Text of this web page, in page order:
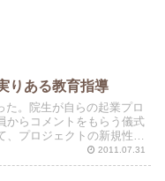
りある教育指導
た。院生が自らの起業プロ
からコメントをもらう儀式
プロジェクトの新規性や
2011.07.31